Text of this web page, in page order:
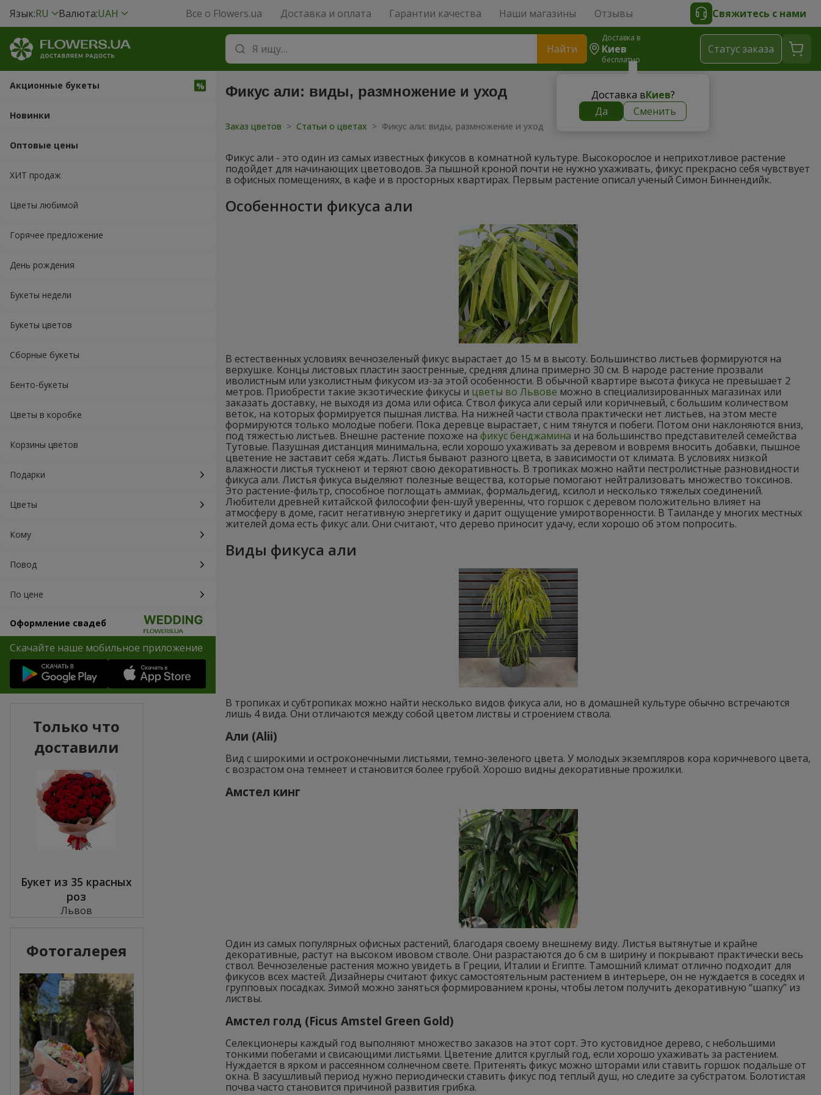
Язык:RU Валюта:UAH Все о Flowers.ua Доставка и оплата Гарантии качества Наши магазины Отзывы Свяжитесь с нами
Найти
Доставка в
Киев
бесплатно
Доставка вКиев?
Да
Сменить
Cтатус заказа
Акционные букеты
Новинки
Оптовые цены
ХИТ продаж
Цветы любимой
Горячее предложение
День рождения
Букеты недели
Букеты цветов
Сборные букеты
Бенто-букеты
Цветы в коробке
Корзины цветов
Подарки
Цветы
Кому
Повод
По цене
Оформление свадеб
Скачайте наше мобильное приложение
Фикус али: виды, размножение и уход
Заказ цветов > Статьи о цветах > Фикус али: виды, размножение и уход
Фикус али - это один из самых известных фикусов в комнатной культуре. Высокорослое и неприхотливое растение
подойдет для начинающих цветоводов. За пышной кроной почти не нужно ухаживать, фикус прекрасно себя чувствует
в офисных помещениях, в кафе и в просторных квартирах. Первым растение описал ученый Симон Биннендийк.
Особенности фикуса али
В естественных условиях вечнозеленый фикус вырастает до 15 м в высоту. Большинство листьев формируются на
верхушке. Концы листовых пластин заостренные, средняя длина примерно 30 см. В народе растение прозвали
иволистным или узколистным фикусом из-за этой особенности. В обычной квартире высота фикуса не превышает 2
метров. Приобрести такие экзотические фикусы и цветы во Львове можно в специализированных магазинах или
заказать доставку, не выходя из дома или офиса. Ствол фикуса али серый или коричневый, с большим количеством
веток, на которых формируется пышная листва. На нижней части ствола практически нет листьев, на этом месте
формируются только молодые побеги. Пока деревце вырастает, с ним тянутся и побеги. Потом они наклоняются вниз,
под тяжестью листьев. Внешне растение похоже на фикус бенджамина и на большинство представителей семейства
Тутовые. Пазушная дистанция минимальна, если хорошо ухаживать за деревом и вовремя вносить добавки, пышное
цветение не заставит себя ждать. Листья бывают разного цвета, в зависимости от климата. В условиях низкой
влажности листья тускнеют и теряют свою декоративность. В тропиках можно найти пестролистные разновидности
фикуса али. Листья фикуса выделяют полезные вещества, которые помогают нейтрализовать множество токсинов.
Это растение-фильтр, способное поглощать аммиак, формальдегид, ксилол и несколько тяжелых соединений.
Любители древней китайской философии фен-шуй уверенны, что горшок с деревом положительно влияет на
атмосферу в доме, гасит негативную энергетику и дарит ощущение умиротворенности. В Таиланде у многих местных
жителей дома есть фикус али. Они считают, что дерево приносит удачу, если хорошо об этом попросить.
Виды фикуса али
В тропиках и субтропиках можно найти несколько видов фикуса али, но в домашней культуре обычно встречаются
лишь 4 вида. Они отличаются между собой цветом листвы и строением ствола.
Али (Alii)
Вид с широкими и остроконечными листьями, темно-зеленого цвета. У молодых экземпляров кора коричневого цвета,
с возрастом она темнеет и становится более грубой. Хорошо видны декоративные прожилки.
Амстел кинг
Один из самых популярных офисных растений, благодаря своему внешнему виду. Листья вытянутые и крайне
декоративные, растут на высоком ивовом стволе. Они разрастаются до 6 см в ширину и покрывают практически весь
ствол. Вечнозеленые растения можно увидеть в Греции, Италии и Египте. Тамошний климат отлично подходит для
фикусов всех мастей. Дизайнеры считают фикус самостоятельным растением в интерьере, он не нуждается в соседях и
групповых посадках. Зимой можно заняться формированием кроны, чтобы летом получить декоративную “шапку” из
листвы.
Амстел голд (Ficus Amstel Green Gold)
Селекционеры каждый год выполняют множество заказов на этот сорт. Это кустовидное дерево, с небольшими
тонкими побегами и свисающими листьями. Цветение длится круглый год, если хорошо ухаживать за растением.
Нуждается в ярком и рассеянном солнечном свете. Притенять фикус можно шторами или ставить горшок подальше от
окна. В засушливый период нужно периодически ставить фикус под теплый душ, но следите за субстратом. Болотистая
почва часто становится причиной развития грибка.
Только что
доставили
Букет из 35 красных
роз
Львов
Фотогалерея